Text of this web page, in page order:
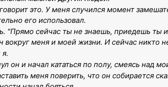
это. У меня случился момент
его использовал.
"Прямо сейчас ты не знаешь, приедешь ты
меня и моей жизни. И сейчас никто
я.
он и начал кататься по полу, смеясь над
меня поверить, что он собирается